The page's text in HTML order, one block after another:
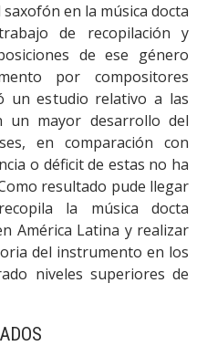
en la música docta
de recopilación y
de ese género
por compositores
un estudio relativo a las
un mayor desarrollo del
en comparación con
o déficit de estas no ha
resultado pude llegar
la música docta
América Latina y realizar
del instrumento en los
niveles superiores de